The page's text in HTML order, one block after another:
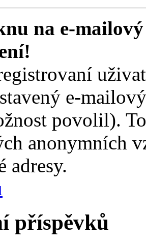
na e-
e-
povolil).
anonymních
adresy.
příspěvků